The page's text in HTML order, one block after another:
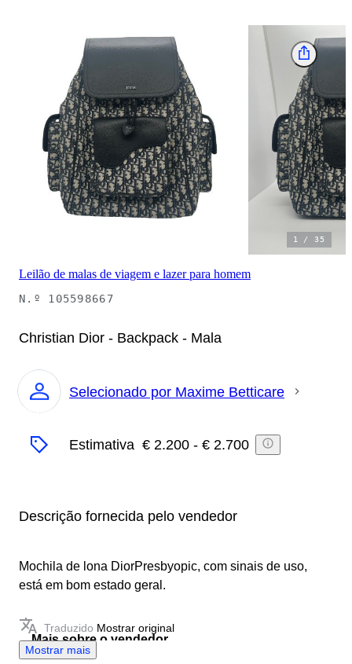
1 /35
Leilão de malas de viagem e lazer para homem
N.º 105598667
Christian Dior - Backpack - Mala
Especialista
Selecionado por Maxime Betticare
Estimativa € 2.200 - € 2.700
Descrição fornecida pelo vendedor
Mochila de lona DiorPresbyopic, com sinais de uso,
está em bom estado geral.
Mais sobre o vendedor
Traduzido Mostrar original
Mostrar mais